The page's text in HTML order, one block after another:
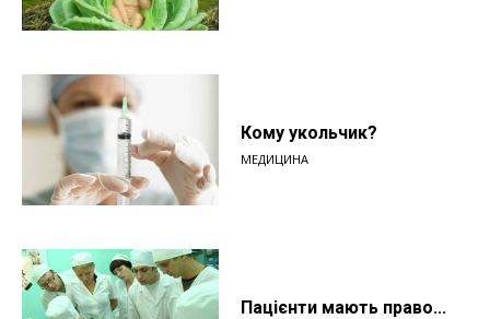
Кому укольчик?
МЕДИЦИНА
Пацієнти мають право...